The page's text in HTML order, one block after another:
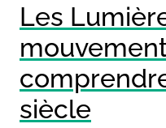
Les
siècle